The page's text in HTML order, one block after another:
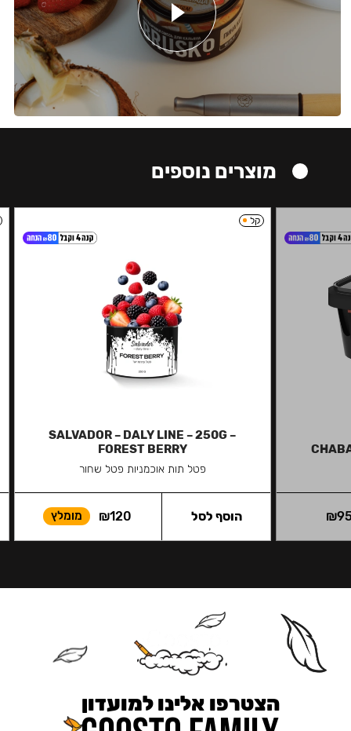
מוצרים נוספים
₪
קל
SALVADOR – DALY LINE – 250G –
FOREST BERRY
פטל תות אוכמניות פטל שחור
₪120 מומלץ הוסף לסל
הצטרפו אלינו למועדון